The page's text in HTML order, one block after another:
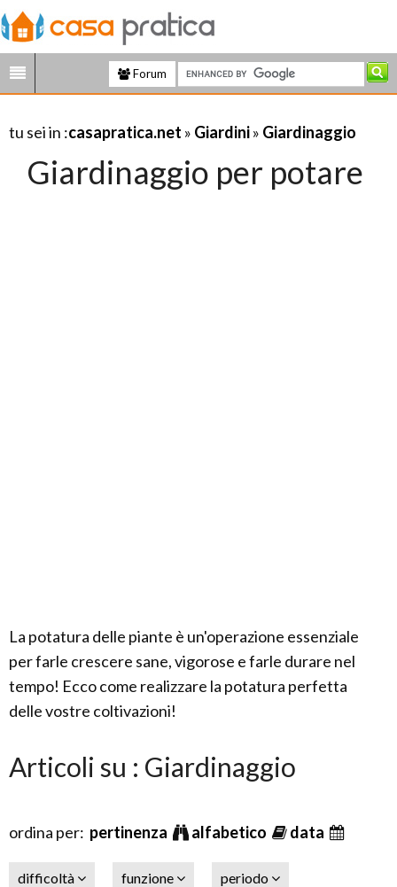
Forum
tu sei in :casapratica.net » Giardini» Giardinaggio
Giardinaggio per potare
La potatura delle piante è un'operazione essenziale
per farle crescere sane, vigorose e farle durare nel
tempo! Ecco come realizzare la potatura perfetta
delle vostre coltivazioni!
Articoli su : Giardinaggio
ordina per: pertinenza alfabetico data
difficoltà funzione
periodo